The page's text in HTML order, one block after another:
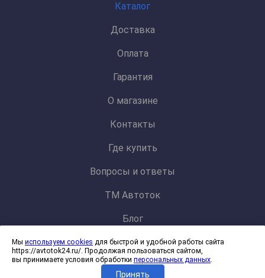
Каталог
Доставка
Оплата
Гарантия
О магазине
Контакты
Где купить
Вопросы и ответы
ТМ Автоток
Блог
Политика конфиденциальности и обработки персональных данных
Согласие на обработку файлов cookies
Мы используем cookies для быстрой и удобной работы сайта
https://avtotok24.ru/. Продолжая пользоваться сайтом,
вы принимаете условия обработки персональных данных.
Принять